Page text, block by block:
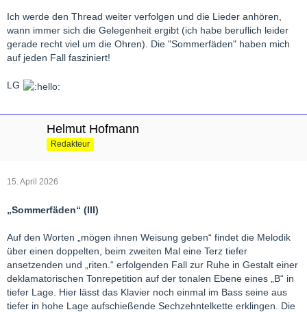
Ich werde den Thread weiter verfolgen und die Lieder anhören,
wann immer sich die Gelegenheit ergibt (ich habe beruflich leider
gerade recht viel um die Ohren). Die "Sommerfäden" haben mich
auf jeden Fall fasziniert!
LG
Helmut Hofmann
Redakteur
15. April 2026
„Sommerfäden“ (III)
Auf den Worten „mögen ihnen Weisung geben“ findet die Melodik
über einen doppelten, beim zweiten Mal eine Terz tiefer
ansetzenden und „riten.“ erfolgenden Fall zur Ruhe in Gestalt einer
deklamatorischen Tonrepetition auf der tonalen Ebene eines „B“ in
tiefer Lage. Hier lässt das Klavier noch einmal im Bass seine aus
tiefer in hohe Lage aufschießende Sechzehntelkette erklingen. Die